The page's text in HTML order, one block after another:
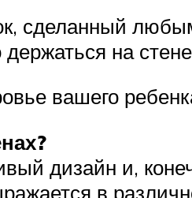
сделанный
на
вашего
дизайн и,
в